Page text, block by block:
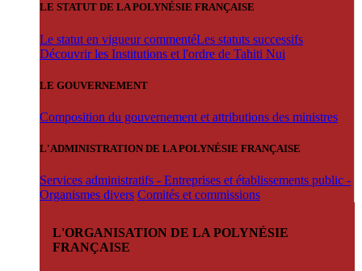
LE STATUT DE LA POLYNÉSIE FRANÇAISE
Le statut en vigueur commentéLes statuts successifs
Découvrir les Institutions et l'ordre de Tahiti Nui
LE GOUVERNEMENT
Composition du gouvernement et attributions des ministres
L'ADMINISTRATION DE LA POLYNÉSIE FRANÇAISE
Services administratifs - Entreprises et établissements public -
Organismes divers Comités et commissions
L'ORGANISATION DE LA POLYNÉSIE
FRANÇAISE